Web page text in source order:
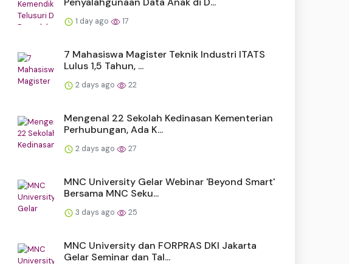
1 day ago 17
7 Mahasiswa Magister Teknik Industri ITATS
Lulus 1,5 Tahun, ...
2 days ago 22
Mengenal 22 Sekolah Kedinasan Kementerian
Perhubungan, Ada K...
2 days ago 27
MNC University Gelar Webinar 'Beyond Smart'
Bersama MNC Seku...
3 days ago 25
MNC University dan FORPRAS DKI Jakarta
Gelar Seminar dan Tal...